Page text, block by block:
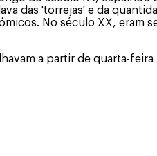
das 'torrejas' e da
No século XX, eram
a partir de quarta-